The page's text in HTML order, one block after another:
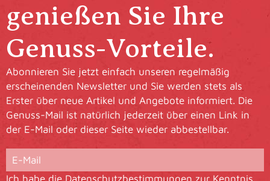
genießen Sie Ihre
Genuss-Vorteile.
Abonnieren Sie jetzt einfach unseren regelmäßig
erscheinenden Newsletter und Sie werden stets als
Erster über neue Artikel und Angebote informiert. Die
Genuss-Mail ist natürlich jederzeit über einen Link in
der E-Mail oder dieser Seite wieder abbestellbar.